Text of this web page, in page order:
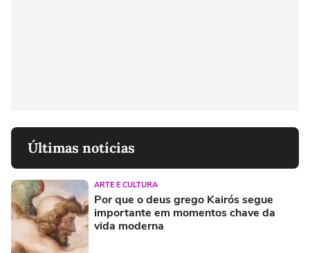
Últimas notícias
ARTE E CULTURA
Por que o deus grego Kairós segue
importante em momentos chave da
vida moderna